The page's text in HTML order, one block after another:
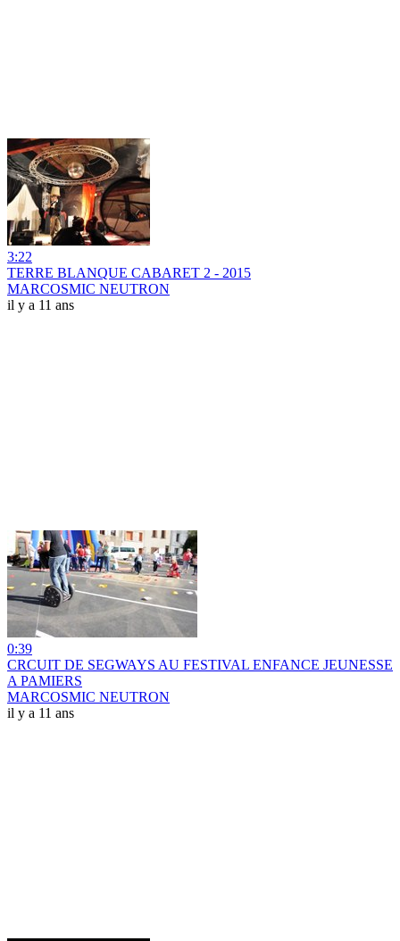
3:22
TERRE BLANQUE CABARET 2 - 2015
MARCOSMIC NEUTRON
il y a 11 ans
0:39
CRCUIT DE SEGWAYS AU FESTIVAL ENFANCE JEUNESSE
A PAMIERS
MARCOSMIC NEUTRON
il y a 11 ans